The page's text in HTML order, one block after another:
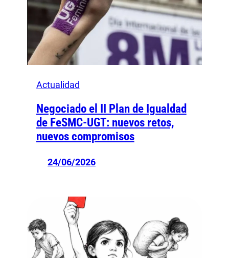
Actualidad
Negociado el II Plan de Igualdad
de FeSMC-UGT: nuevos retos,
nuevos compromisos
24/06/2026